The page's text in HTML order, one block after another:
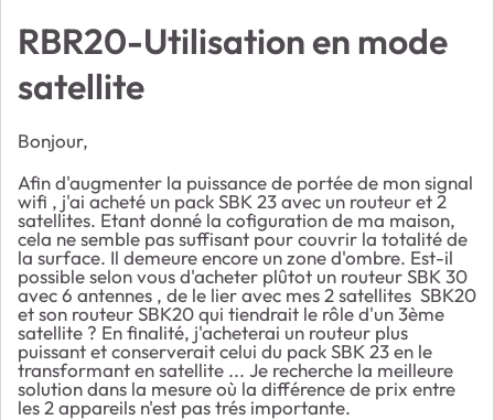
RBR20-Utilisation en mode
satellite
Bonjour,
Afin d'augmenter la puissance de portée de mon signal
wifi , j'ai acheté un pack SBK 23 avec un routeur et 2
satellites. Etant donné la cofiguration de ma maison,
cela ne semble pas suffisant pour couvrir la totalité de
la surface. Il demeure encore un zone d'ombre. Est-il
possible selon vous d'acheter plûtot un routeur SBK 30
avec 6 antennes , de le lier avec mes 2 satellites SBK20
et son routeur SBK20 qui tiendrait le rôle d'un 3ème
satellite ? En finalité, j'acheterai un routeur plus
puissant et conserverait celui du pack SBK 23 en le
transformant en satellite ... Je recherche la meilleure
solution dans la mesure où la différence de prix entre
les 2 appareils n'est pas trés importante.